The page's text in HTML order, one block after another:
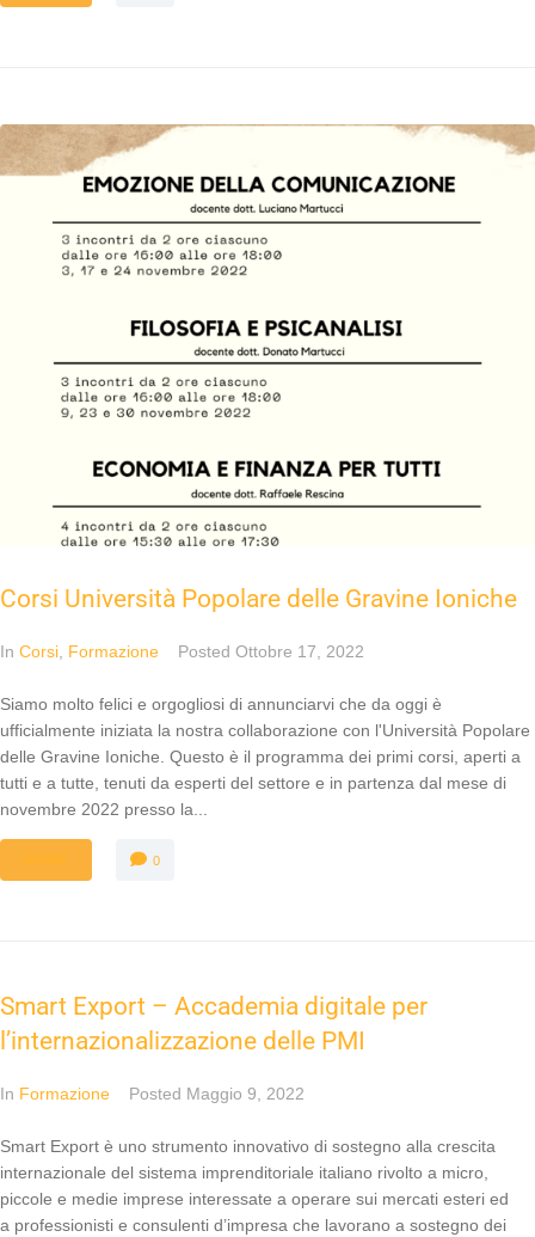
Corsi Università Popolare delle Gravine Ioniche
In Corsi, Formazione Posted Ottobre 17, 2022
Siamo molto felici e orgogliosi di annunciarvi che da oggi è
ufficialmente iniziata la nostra collaborazione con l'Università Popolare
delle Gravine Ioniche. Questo è il programma dei primi corsi, aperti a
tutti e a tutte, tenuti da esperti del settore e in partenza dal mese di
novembre 2022 presso la...
0
Smart Export – Accademia digitale per
l’internazionalizzazione delle PMI
In Formazione Posted Maggio 9, 2022
Smart Export è uno strumento innovativo di sostegno alla crescita
internazionale del sistema imprenditoriale italiano rivolto a micro,
piccole e medie imprese interessate a operare sui mercati esteri ed
a professionisti e consulenti d’impresa che lavorano a sostegno dei